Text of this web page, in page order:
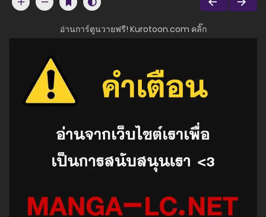
อ่านการ์ตูนวายฟรี! Kurotoon.com คลิ๊ก